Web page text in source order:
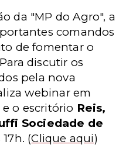
da "MP do Agro", a
comandos
de fomentar o
discutir os
pela nova
webinar em
e o escritório Reis,
Sociedade de
17h. (Clique aqui)